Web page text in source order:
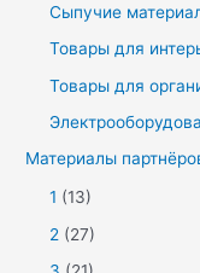
Сыпучие
Товары для
Товары для
Материалы
1 (13)
2 (27)